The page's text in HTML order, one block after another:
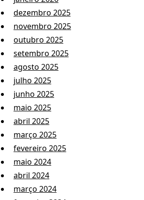
dezembro 2025
novembro 2025
outubro 2025
setembro 2025
agosto 2025
julho 2025
junho 2025
maio 2025
abril 2025
março 2025
fevereiro 2025
maio 2024
abril 2024
março 2024